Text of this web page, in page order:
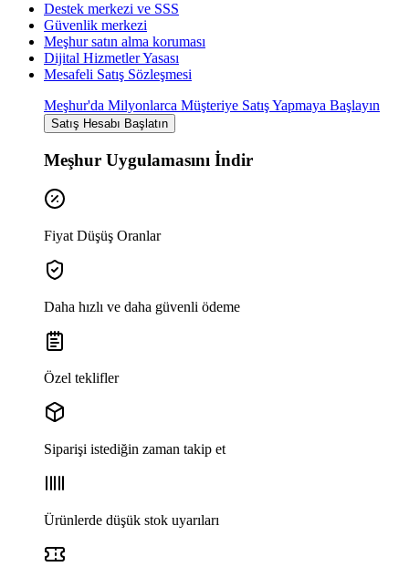
Destek merkezi ve SSS
Güvenlik merkezi
Meşhur satın alma koruması
Dijital Hizmetler Yasası
Mesafeli Satış Sözleşmesi
Meşhur'da Milyonlarca Müşteriye Satış Yapmaya Başlayın
Satış Hesabı Başlatın
Meşhur Uygulamasını İndir
Fiyat Düşüş Oranlar
Daha hızlı ve daha güvenli ödeme
Özel teklifler
Siparişi istediğin zaman takip et
Ürünlerde düşük stok uyarıları